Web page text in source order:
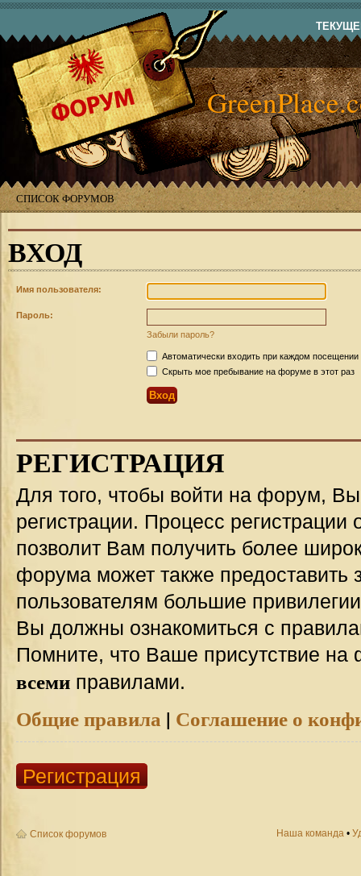
СПИСОК ФОРУМОВ
ВХОД
Имя пользователя:
Пароль:
Забыли пароль?
Автоматически входить при каждом посещении
Скрыть мое пребывание на форуме в этот раз
РЕГИСТРАЦИЯ
Для того, чтобы войти на форум,
регистрации. Процесс регистрации
позволит Вам получить более
форума может также предоставить
пользователям большие
Вы должны ознакомиться с
Помните, что Ваше присутствие на
всеми правилами.
Общие правила | Соглашение о
Регистрация
Список форумов Наша команда •